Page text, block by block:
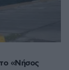
«Νήσος